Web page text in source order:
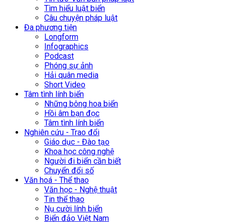
Tìm hiểu luật biển
Câu chuyện pháp luật
Đa phương tiện
Longform
Infographics
Podcast
Phóng sự ảnh
Hải quân media
Short Video
Tâm tình lính biển
Những bông hoa biển
Hồi âm bạn đọc
Tâm tình lính biển
Nghiên cứu - Trao đổi
Giáo dục - Đào tạo
Khoa học công nghệ
Người đi biển cần biết
Chuyển đổi số
Văn hoá - Thể thao
Văn học - Nghệ thuật
Tin thể thao
Nụ cười lính biển
Biển đảo Việt Nam